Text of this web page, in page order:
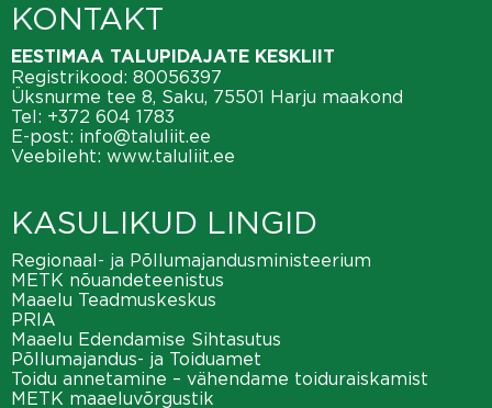
KONTAKT
EESTIMAA TALUPIDAJATE KESKLIIT
Registrikood: 80056397
Üksnurme tee 8, Saku, 75501 Harju maakond
Tel: +372 604 1783
E-post: info@taluliit.ee
Veebileht: www.taluliit.ee
KASULIKUD LINGID
Regionaal- ja Põllumajandusministeerium
METK nõuandeteenistus
Maaelu Teadmuskeskus
PRIA
Maaelu Edendamise Sihtasutus
Põllumajandus- ja Toiduamet
Toidu annetamine – vähendame toiduraiskamist
METK maaeluvõrgustik